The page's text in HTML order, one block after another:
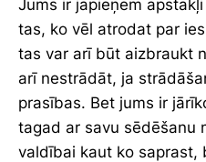
Jums ir jāpieņem
tas, ko vēl atrodat par
tas var arī būt aizbraukt
arī nestrādāt, ja
prasības. Bet jums ir
tagad ar savu sēdēšanu
valdībai kaut ko saprast,